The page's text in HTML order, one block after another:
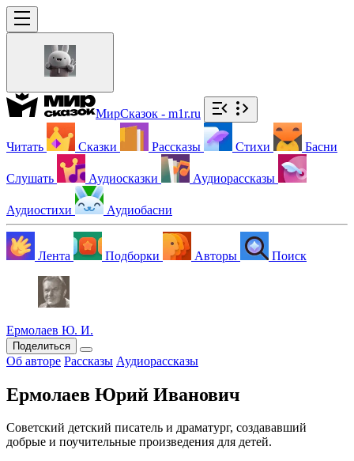
МирСказок - m1r.ru
Читать Сказки Рассказы Стихи Басни
Слушать Аудиосказки Аудиорассказы
Аудиостихи Аудиобасни
Лента Подборки Авторы Поиск
Ермолаев Ю. И.
Поделиться
Об авторе Рассказы Аудиорассказы
Ермолаев Юрий Иванович
Советский детский писатель и драматург, создававший
добрые и поучительные произведения для детей.